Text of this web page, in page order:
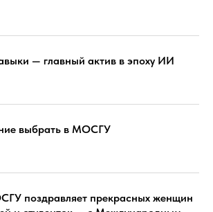
— главный актив в эпоху ИИ
выбрать в МОСГУ
поздравляет прекрасных женщин